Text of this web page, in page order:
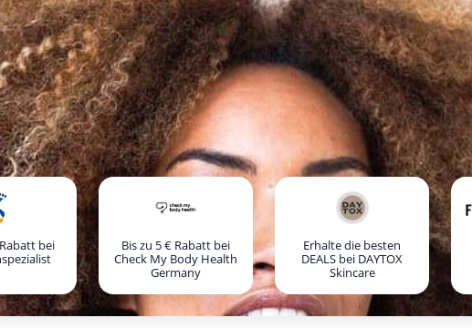
bei
Bis zu 5 € Rabatt bei
Check My Body Health
Germany
Erhalte die besten
DEALS bei DAYTOX
Skincare